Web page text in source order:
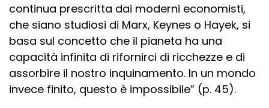
continua prescritta dai moderni economisti,
che siano studiosi di Marx, Keynes o Hayek, si
basa sul concetto che il pianeta ha una
capacità infinita di rifornirci di ricchezze e di
assorbire il nostro inquinamento. In un mondo
invece finito, questo è impossibile” (p. 45).